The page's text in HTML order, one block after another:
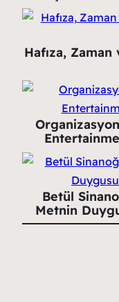
Hafıza,
Betül
Metnin